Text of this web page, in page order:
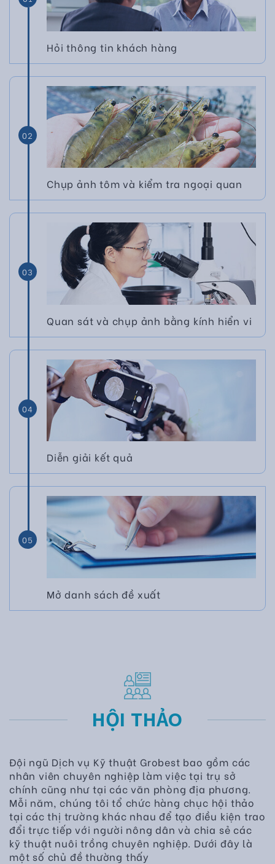
Hỏi thông tin khách hàng
02
Chụp ảnh tôm và kiểm tra ngoại quan
03
Quan sát và chụp ảnh bằng kính hiển vi
04
Diễn giải kết quả
05
Mở danh sách đề xuất
HỘI THẢO
Đội ngũ Dịch vụ Kỹ thuật Grobest bao gồm các
nhân viên chuyên nghiệp làm việc tại trụ sở
chính cũng như tại các văn phòng địa phương.
Mỗi năm, chúng tôi tổ chức hàng chục hội thảo
tại các thị trường khác nhau để tạo điều kiện trao
đổi trực tiếp với người nông dân và chia sẻ các
kỹ thuật nuôi trồng chuyên nghiệp. Dưới đây là
một số chủ đề thường thấy